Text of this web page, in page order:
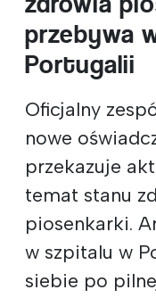
przebywa
Portugalii
Oficjalny
nowe
przekazuje
temat stanu
piosenkarki.
w szpitalu w
siebie po